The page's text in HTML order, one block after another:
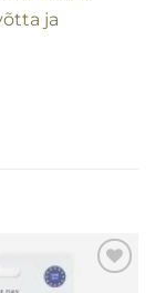
ja